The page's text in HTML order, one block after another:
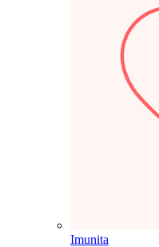
Imunita